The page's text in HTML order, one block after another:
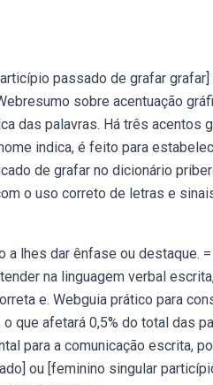
passado de grafar
sobre acentuação
das palavras. Há três acentos
indica, é feito para
de grafar no dicionário
o uso correto de letras e
lhes dar ênfase ou destaque.
na linguagem verbal
e. Webguia prático para
que afetará 0,5% do total das
para a comunicação escrita,
ou [feminino singular